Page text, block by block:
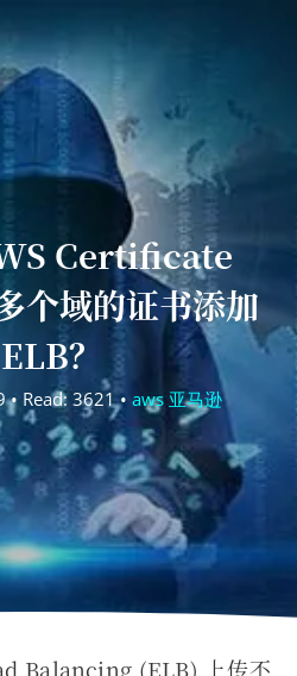
Certificate
个域的证书添加
？
Read: 3621 • aws 亚马逊
Balancing (ELB) 上传不